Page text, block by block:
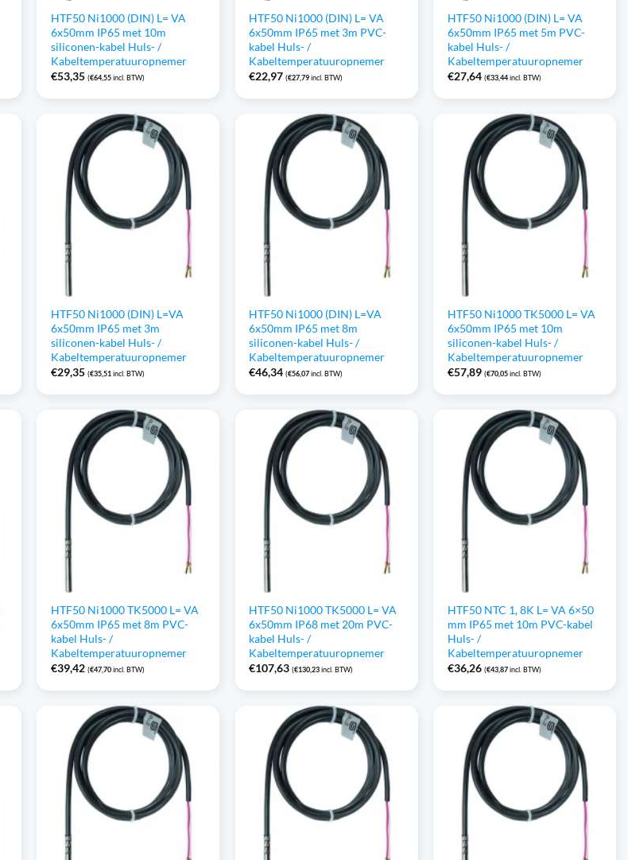
HTF50 Ni1000 (DIN) L= VA
6x50mm IP65 met 10m
siliconen-kabel Huls- /
Kabeltemperatuuropnemer
€53,35 (€64,55incl. BTW)
HTF50 Ni1000 (DIN) L= VA
6x50mm IP65 met 3m PVC-
kabel Huls- /
Kabeltemperatuuropnemer
€22,97 (€27,79incl. BTW)
HTF50 Ni1000 (DIN) L= VA
6x50mm IP65 met 5m PVC-
kabel Huls- /
Kabeltemperatuuropnemer
€27,64 (€33,44incl. BTW)
HTF50 Ni1000 (DIN) L=VA
6x50mm IP65 met 3m
siliconen-kabel Huls- /
Kabeltemperatuuropnemer
€29,35 (€35,51incl. BTW)
HTF50 Ni1000 (DIN) L=VA
6x50mm IP65 met 8m
siliconen-kabel Huls- /
Kabeltemperatuuropnemer
€46,34 (€56,07incl. BTW)
HTF50 Ni1000 TK5000 L= VA
6x50mm IP65 met 10m
siliconen-kabel Huls- /
Kabeltemperatuuropnemer
€57,89 (€70,05incl. BTW)
HTF50 Ni1000 TK5000 L= VA
6x50mm IP65 met 8m PVC-
kabel Huls- /
Kabeltemperatuuropnemer
€39,42 (€47,70incl. BTW)
HTF50 Ni1000 TK5000 L= VA
6x50mm IP68 met 20m PVC-
kabel Huls- /
Kabeltemperatuuropnemer
€107,63 (€130,23incl. BTW)
HTF50 NTC 1, 8K L= VA 6×50
mm IP65 met 10m PVC-kabel
Huls- /
Kabeltemperatuuropnemer
€36,26 (€43,87incl. BTW)